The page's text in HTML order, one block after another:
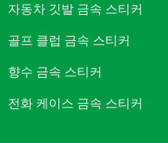
자동차 깃발 금속 스티커
골프 클럽 금속 스티커
향수 금속 스티커
전화 케이스 금속 스티커